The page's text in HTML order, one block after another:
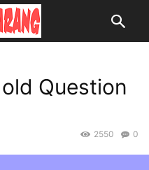
Question
0
2550